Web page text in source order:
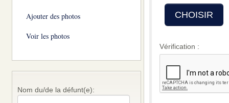
Ajouter des photos
Voir les photos
Nom du/de la défunt(e):
CHOISIR
Vérification :